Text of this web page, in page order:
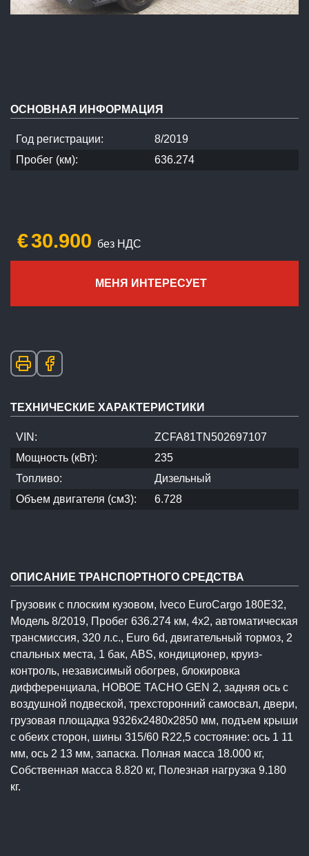
€30.900 без НДС
МЕНЯ ИНТЕРЕСУЕТ
ОСНОВНАЯ ИНФОРМАЦИЯ
Год регистрации:
8/2019
Пробег (км):
636.274
ТЕХНИЧЕСКИЕ ХАРАКТЕРИСТИКИ
VIN:
ZCFA81TN502697107
Мощность (кВт):
235
Топливо:
Дизельный
Объем двигателя (см3):
6.728
ОПИСАНИЕ ТРАНСПОРТНОГО СРЕДСТВА
Грузовик с плоским кузовом, Iveco EuroCargo 180E32,
Модель 8/2019, Пробег 636.274 км, 4x2, автоматическая
трансмиссия, 320 л.с., Euro 6d, двигательный тормоз, 2
спальных места, 1 бак, ABS, кондиционер, круиз-
контроль, независимый обогрев, блокировка
дифференциала, НОВОЕ TACHO GEN 2, задняя ось с
воздушной подвеской, трехсторонний самосвал, двери,
грузовая площадка 9326x2480x2850 мм, подъем крыши
с обеих сторон, шины 315/60 R22,5 состояние: ось 1 11
мм, ось 2 13 мм, запаска. Полная масса 18.000 кг,
Собственная масса 8.820 кг, Полезная нагрузка 9.180
кг.